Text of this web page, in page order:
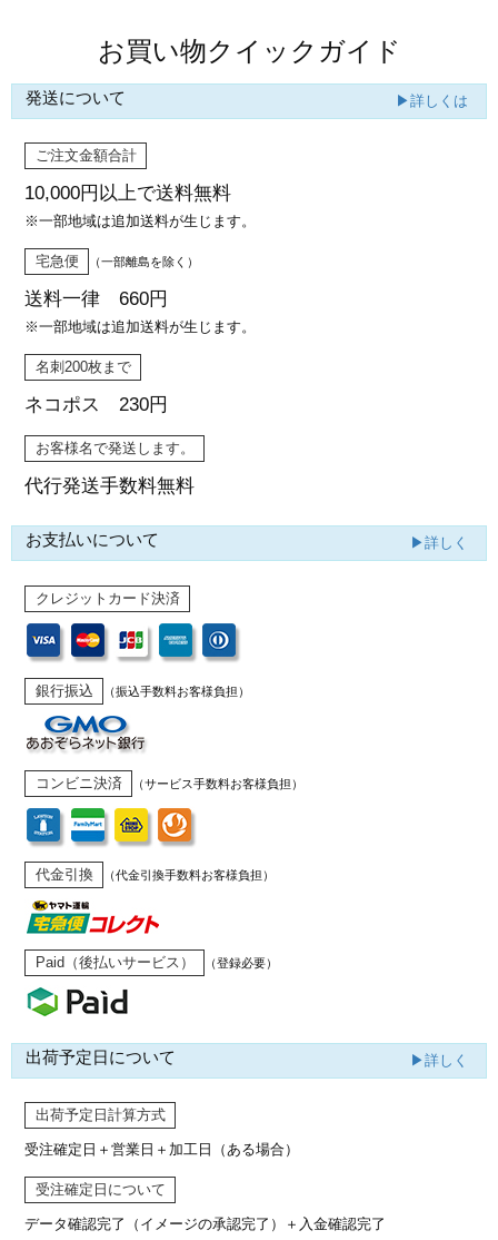
お買い物クイックガイド
発送について ▶詳しくは
ご注文金額合計
10,000円以上で送料無料
※一部地域は追加送料が生じます。
宅急便 （一部離島を除く）
送料一律 660円
※一部地域は追加送料が生じます。
名刺200枚まで
ネコポス 230円
お客様名で発送します。
代行発送手数料無料
お支払いについて ▶詳しく
クレジットカード決済
銀行振込 （振込手数料お客様負担）
コンビニ決済 （サービス手数料お客様負担）
代金引換 （代金引換手数料お客様負担）
Paid（後払いサービス） （登録必要）
出荷予定日について ▶詳しく
出荷予定日計算方式
受注確定日＋営業日＋加工日（ある場合）
受注確定日について
データ確認完了（イメージの承認完了） ＋入金確認完了